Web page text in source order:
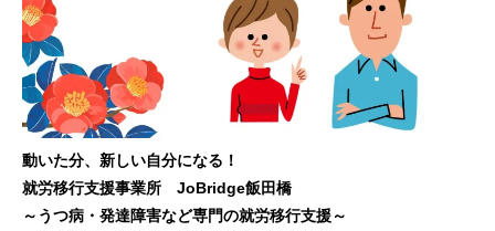
動いた分、新しい自分になる！
就労移行支援事業所 JoBridge飯田橋
～うつ病・発達障害など専門の就労移行支援～